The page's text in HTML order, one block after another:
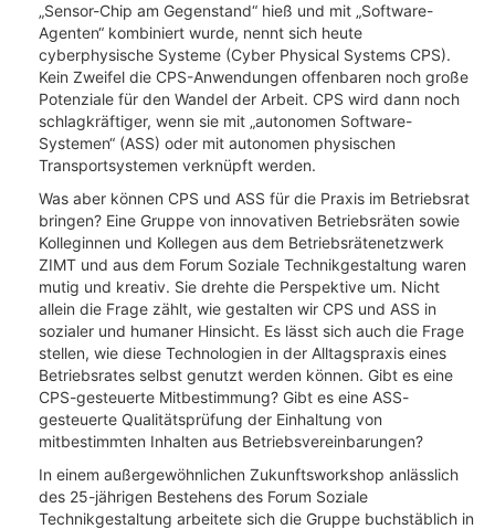
„Sensor-Chip am Gegenstand“ hieß und mit „Software-
Agenten“ kombiniert wurde, nennt sich heute
cyberphysische Systeme (Cyber Physical Systems CPS).
Kein Zweifel die CPS-Anwendungen offenbaren noch große
Potenziale für den Wandel der Arbeit. CPS wird dann noch
schlagkräftiger, wenn sie mit „autonomen Software-
Systemen“ (ASS) oder mit autonomen physischen
Transportsystemen verknüpft werden.
Was aber können CPS und ASS für die Praxis im Betriebsrat
bringen? Eine Gruppe von innovativen Betriebsräten sowie
Kolleginnen und Kollegen aus dem Betriebsrätenetzwerk
ZIMT und aus dem Forum Soziale Technikgestaltung waren
mutig und kreativ. Sie drehte die Perspektive um. Nicht
allein die Frage zählt, wie gestalten wir CPS und ASS in
sozialer und humaner Hinsicht. Es lässt sich auch die Frage
stellen, wie diese Technologien in der Alltagspraxis eines
Betriebsrates selbst genutzt werden können. Gibt es eine
CPS-gesteuerte Mitbestimmung? Gibt es eine ASS-
gesteuerte Qualitätsprüfung der Einhaltung von
mitbestimmten Inhalten aus Betriebsvereinbarungen?
In einem außergewöhnlichen Zukunftsworkshop anlässlich
des 25-jährigen Bestehens des Forum Soziale
Technikgestaltung arbeitete sich die Gruppe buchstäblich in